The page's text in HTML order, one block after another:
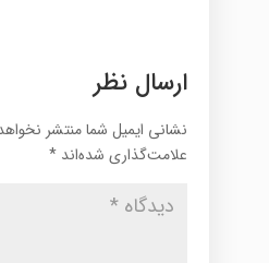
ارسال نظر
نشانی ایمیل شما منتشر
علامت‌گذاری شده‌اند *